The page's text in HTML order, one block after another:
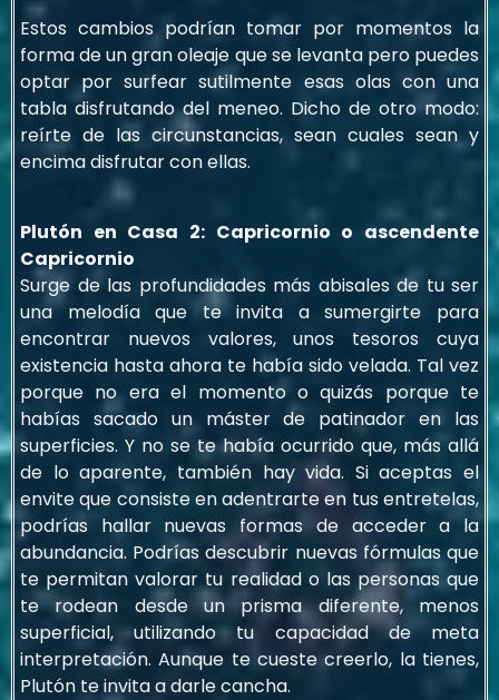
Estos cambios podrían tomar por momentos la
forma de un gran oleaje que se levanta pero puedes
optar por surfear sutilmente esas olas con una
tabla disfrutando del meneo. Dicho de otro modo:
reírte de las circunstancias, sean cuales sean y
encima disfrutar con ellas.
Plutón en Casa 2: Capricornio o ascendente
Capricornio
Surge de las profundidades más abisales de tu ser
una melodía que te invita a sumergirte para
encontrar nuevos valores, unos tesoros cuya
existencia hasta ahora te había sido velada. Tal vez
porque no era el momento o quizás porque te
habías sacado un máster de patinador en las
superficies. Y no se te había ocurrido que, más allá
de lo aparente, también hay vida. Si aceptas el
envite que consiste en adentrarte en tus entretelas,
podrías hallar nuevas formas de acceder a la
abundancia. Podrías descubrir nuevas fórmulas que
te permitan valorar tu realidad o las personas que
te rodean desde un prisma diferente, menos
superficial, utilizando tu capacidad de meta
interpretación. Aunque te cueste creerlo, la tienes,
Plutón te invita a darle cancha.